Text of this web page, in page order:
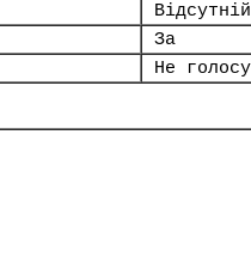
Відсутній
За
Не